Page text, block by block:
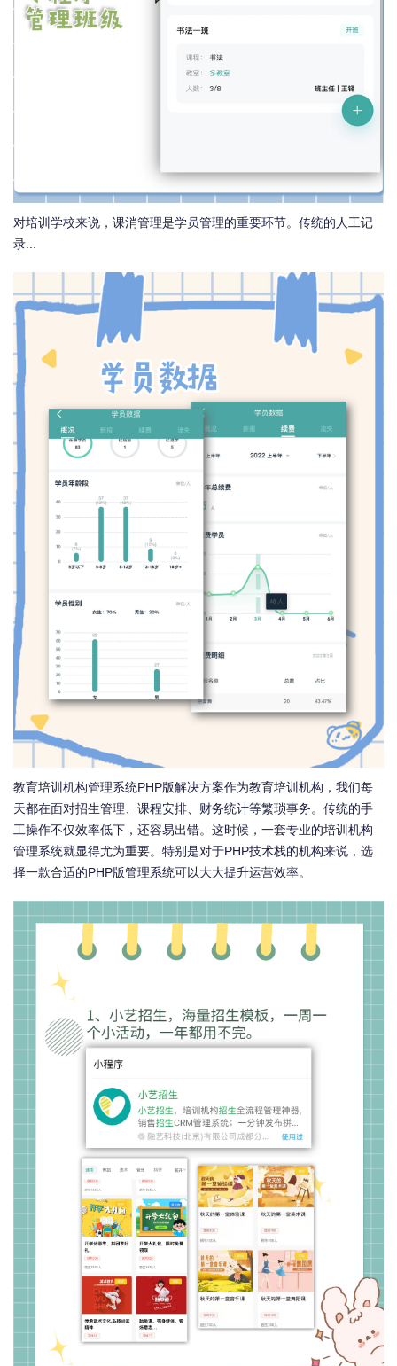
对培训学校来说，课消管理是学员管理的重要环节。传统的人工记
录...
教育培训机构管理系统PHP版解决方案作为教育培训机构，我们每
天都在面对招生管理、课程安排、财务统计等繁琐事务。传统的手
工操作不仅效率低下，还容易出错。这时候，一套专业的培训机构
管理系统就显得尤为重要。特别是对于PHP技术栈的机构来说，选
择一款合适的PHP版管理系统可以大大提升运营效率。